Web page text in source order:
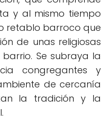
y al mismo tiempo
retablo barroco que
de unas religiosas
Se subraya la
congregantes y
de cercanía
la tradición y la